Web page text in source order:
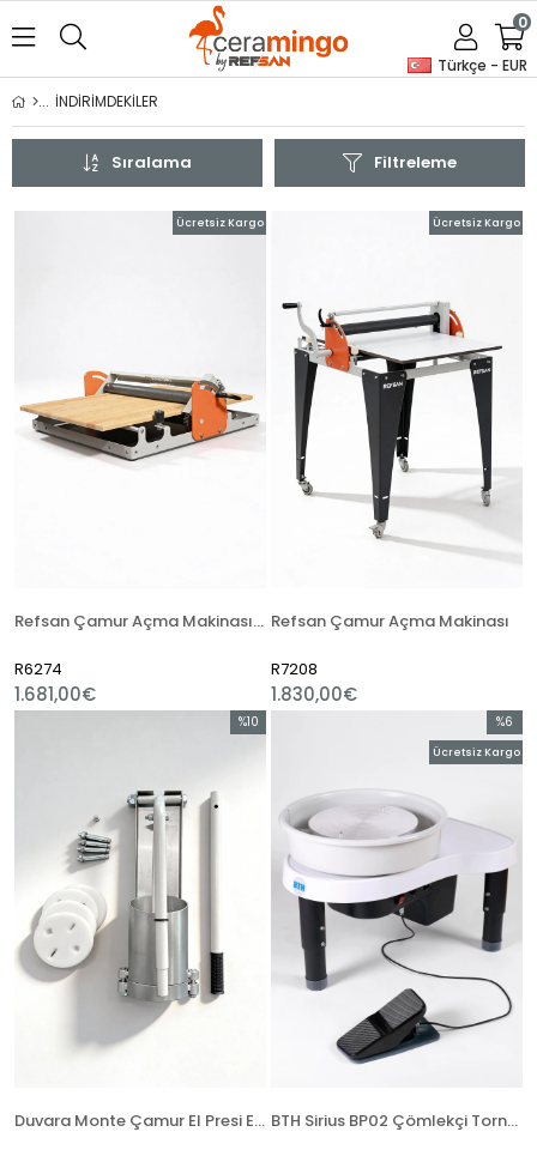
Türkçe - EUR
0
İNDİRİMDEKİLER
Filtreleme
Sıralama
Refsan Çamur Açma Makinası (Masa Üstü)
R6274
1.681,00€
Ücretsiz Kargo
Refsan Çamur Açma Makinası
R7208
1.830,00€
Ücretsiz Kargo
Duvara Monte Çamur El Presi Extruder
%10
BTH Sirius BP02 Çömlekçi Tornası
%6
İndirim
Ücretsiz Kargo